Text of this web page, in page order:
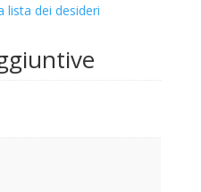
lista dei desideri